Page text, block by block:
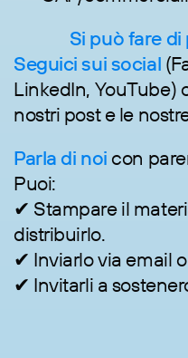
Si può fare
Seguici sui social
LinkedIn, YouTube)
nostri post e le
Parla di noi con
Puoi:
✔ Stampare il
distribuirlo.
✔ Inviarlo via email
✔ Invitarli a